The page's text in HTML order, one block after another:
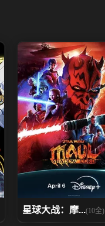
星球大战：摩...(10全)